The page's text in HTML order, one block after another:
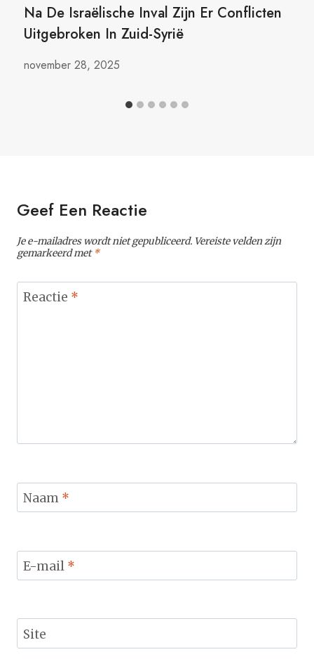
Na De Israëlische Inval Zijn Er Conflicten
Uitgebroken In Zuid-Syrië
november 28, 2025
Geef Een Reactie
Je e-mailadres wordt niet gepubliceerd. Vereiste velden zijn
gemarkeerd met*
Reactie *
Naam *
E-mail *
Site